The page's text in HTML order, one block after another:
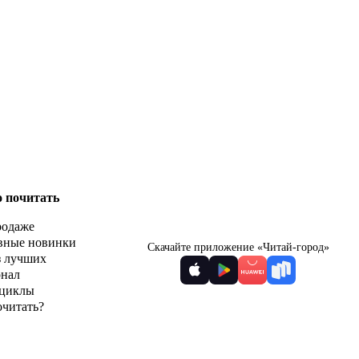
почитать
новинки
лучших
Скачайте приложение «Читай-город»